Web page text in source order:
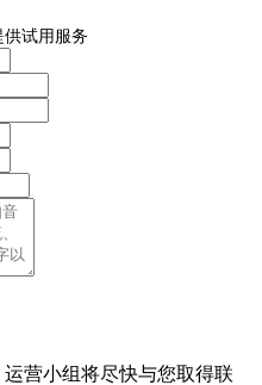
试用服务
营小组将尽快与您取得联